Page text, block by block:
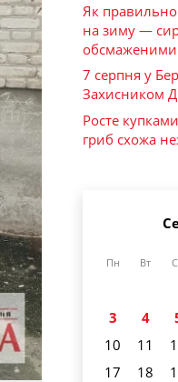
Як
на зиму —
обсмаженими
7 серпня у
Захисником
Росте
гриб схожа
Пн Вт
3
4
10
11
17
18